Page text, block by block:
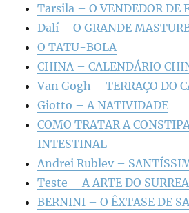
Tarsila – O VENDEDOR DE
Dalí – O GRANDE
O TATU-BOLA
CHINA – CALENDÁRIO
Van Gogh – TERRAÇO DO
Giotto – A NATIVIDADE
COMO TRATAR A
INTESTINAL
Andrei Rublev –
Teste – A ARTE DO
BERNINI – O ÊXTASE DE